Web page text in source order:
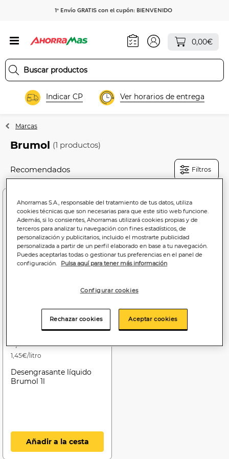
1º Envío GRATIS con el cupón: BIENVENIDO
0,00€
Indicar CP Ver horarios de entrega
Marcas
Brumol (1 productos)
Filtros
1,45€
1,45€/litro
Desengrasante líquido
Brumol 1l
Añadir a la cesta
Ahorramas S.A., responsable del tratamiento de tus datos, utiliza
cookies técnicas que son necesarias para que este sitio web funcione.
Además, si lo consientes, Ahorramas utilizará cookies propias y de
terceros para analizar tu navegación con fines estadísticos, de
personalización y publicitarios, incluido el mostrarte publicidad
personalizada a partir de un perfil elaborado en base a tu navegación.
Puedes aceptarlas todas o gestionar tus preferencias en el panel de
configuración. Pulsa aquí para tener más información
Configurar cookies
Rechazar cookies Aceptar cookies